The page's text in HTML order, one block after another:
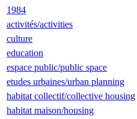
1984
activités/activities
culture
education
espace public/public space
etudes urbaines/urban planning
habitat collectif/collective housing
habitat maison/housing